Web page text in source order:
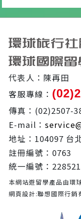
代表人：陳再田
客服專線：
傳真：(02)2507-
E-mail：
地址：104097 台
註冊編號：0763
統一編號：
本網站遊留學產品由環
網頁設計:聯想國際行銷